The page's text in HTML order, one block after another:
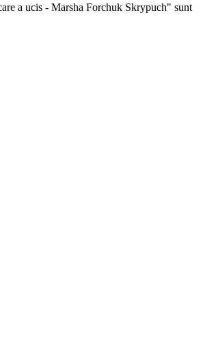
a ucis - Marsha Forchuk Skrypuch" sunt